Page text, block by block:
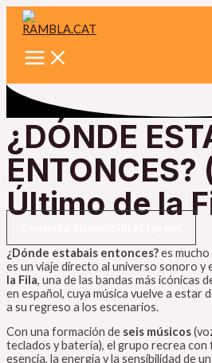
Vés
contingut
Main
Menu
¿DÓNDE
ENTONCES?
Último de la
¿Dónde estabais entonces?es
es un viaje directo al universo sonoro y
la Fila, una de las bandas más icónicas
en español, cuya música vuelve a estar
a su regreso a los escenarios.
Con una formación de seis músicos
teclados y batería), el grupo recrea con
esencia, la energía y la sensibilidad de